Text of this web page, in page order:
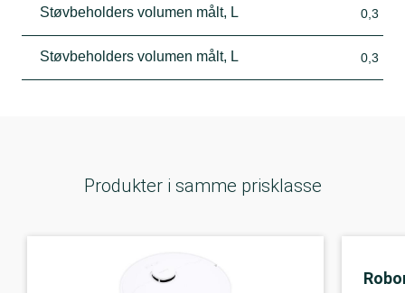
Støvbeholders volumen målt, L 0,3
Støvbeholders volumen målt, L 0,3
Produkter i samme prisklasse